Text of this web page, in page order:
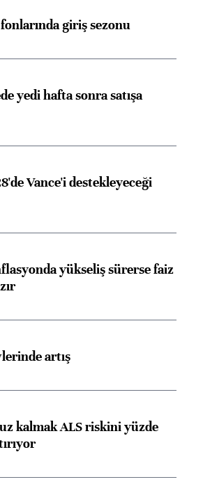
konusunda Unicredit ile
giriş sezonu
yedi hafta sonra satışa
Vance'i destekleyeceği
yükseliş sürerse faiz
artış
kalmak ALS riskini yüzde